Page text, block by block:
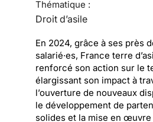
Thématique :
Droit d’asile
En 2024, grâce à ses près
salarié·es, France terre
renforcé son action sur le
élargissant son impact à
l’ouverture de nouveaux
le développement de
solides et la mise en œuvre